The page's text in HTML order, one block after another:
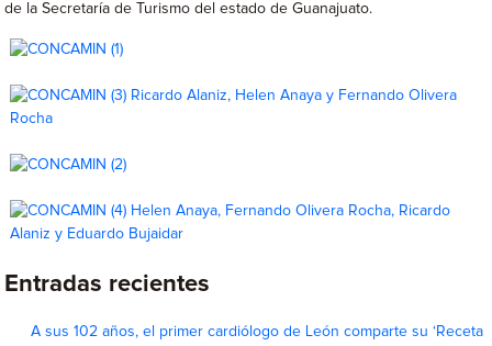
de la Secretaría de Turismo del estado de Guanajuato.
Entradas recientes
A sus 102 años, el primer cardiólogo de León comparte su ‘Receta